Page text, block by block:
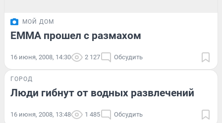
МОЙ ДОМ
ЕММА прошел с размахом
16 июня, 2008, 14:30 2 127 Обсудить
ГОРОД
Люди гибнут от водных развлечений
16 июня, 2008, 13:48 1 485 Обсудить